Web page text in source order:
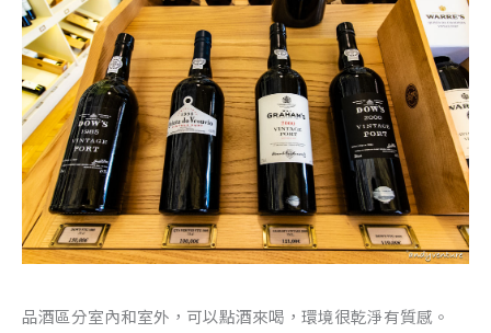
品酒區分室內和室外，可以點酒來喝，環境很乾淨有質感。